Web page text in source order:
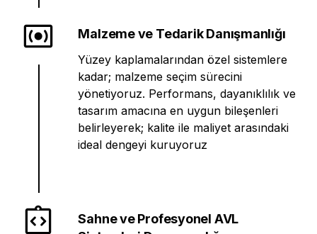
Malzeme ve Tedarik Danışmanlığı
Yüzey kaplamalarından özel sistemlere
kadar; malzeme seçim sürecini
yönetiyoruz. Performans, dayanıklılık ve
tasarım amacına en uygun bileşenleri
belirleyerek; kalite ile maliyet arasındaki
ideal dengeyi kuruyoruz
Sahne ve Profesyonel AVL